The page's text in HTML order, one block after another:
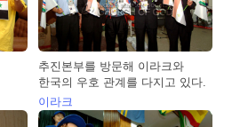
추진본부를 방문해 이라크와
한국의 우호 관계를 다지고 있다.
이라크